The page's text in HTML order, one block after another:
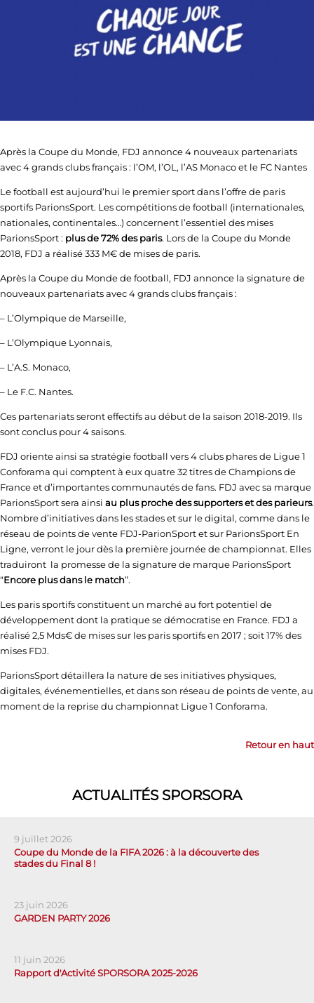
Après la Coupe du Monde, FDJ annonce 4 nouveaux partenariats
avec 4 grands clubs français : l’OM, l’OL, l’AS Monaco et le FC Nantes
Le football est aujourd’hui le premier sport dans l’offre de paris
sportifs ParionsSport. Les compétitions de football (internationales,
nationales, continentales…) concernent l’essentiel des mises
ParionsSport : plus de 72% des paris. Lors de la Coupe du Monde
2018, FDJ a réalisé 333 M€ de mises de paris.
Après la Coupe du Monde de football, FDJ annonce la signature de
nouveaux partenariats avec 4 grands clubs français :
– L’Olympique de Marseille,
– L’Olympique Lyonnais,
– L’A.S. Monaco,
– Le F.C. Nantes.
Ces partenariats seront effectifs au début de la saison 2018-2019. Ils
sont conclus pour 4 saisons.
FDJ oriente ainsi sa stratégie football vers 4 clubs phares de Ligue 1
Conforama qui comptent à eux quatre 32 titres de Champions de
France et d’importantes communautés de fans. FDJ avec sa marque
ParionsSport sera ainsi au plus proche des supporters et des parieurs.
Nombre d’initiatives dans les stades et sur le digital, comme dans le
réseau de points de vente FDJ-ParionSport et sur ParionsSport En
Ligne, verront le jour dès la première journée de championnat. Elles
traduiront la promesse de la signature de marque ParionsSport
“Encore plus dans le match”.
Les paris sportifs constituent un marché au fort potentiel de
développement dont la pratique se démocratise en France. FDJ a
réalisé 2,5 Mds€ de mises sur les paris sportifs en 2017 ; soit 17% des
mises FDJ.
ParionsSport détaillera la nature de ses initiatives physiques,
digitales, événementielles, et dans son réseau de points de vente, au
moment de la reprise du championnat Ligue 1 Conforama.
Retour en haut
ACTUALITÉS SPORSORA
9 juillet 2026
Coupe du Monde de la FIFA 2026 : à la découverte des
stades du Final 8 !
23 juin 2026
GARDEN PARTY 2026
11 juin 2026
Rapport d'Activité SPORSORA 2025-2026